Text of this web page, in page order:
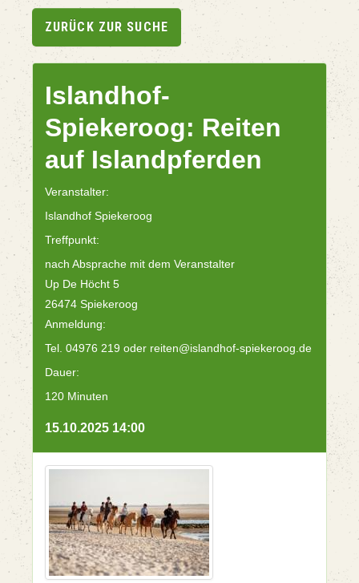
ZURÜCK ZUR SUCHE
Islandhof-
Spiekeroog: Reiten
auf Islandpferden
Veranstalter:
Islandhof Spiekeroog
Treffpunkt:
nach Absprache mit dem Veranstalter
Up De Höcht 5
26474 Spiekeroog
Anmeldung:
Tel. 04976 219 oder reiten@islandhof-spiekeroog.de
Dauer:
120 Minuten
15.10.2025 14:00